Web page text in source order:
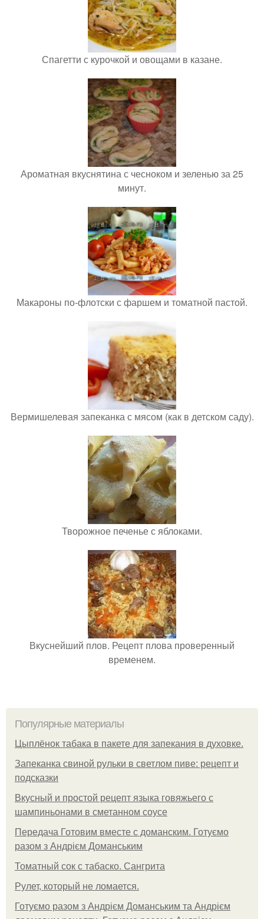
Спагетти с курочкой и овощами в казане.
Ароматная вкуснятина с чесноком и зеленью за 25
минут.
Макароны по-флотски с фаршем и томатной пастой.
Вермишелевая запеканка с мясом (как в детском саду).
Творожное печенье с яблоками.
Вкуснейший плов. Рецепт плова проверенный
временем.
Популярные материалы
Цыплёнок табака в пакете для запекания в духовке.
Запеканка свиной рульки в светлом пиве: рецепт и
подсказки
Вкусный и простой рецепт языка говяжьего с
шампиньонами в сметанном соусе
Передача Готовим вместе с доманским. Готуємо
разом з Андрієм Доманським
Томатный сок с табаско. Сангрита
Рулет, который не ломается.
Готуємо разом з Андрієм Доманським та Андрієм